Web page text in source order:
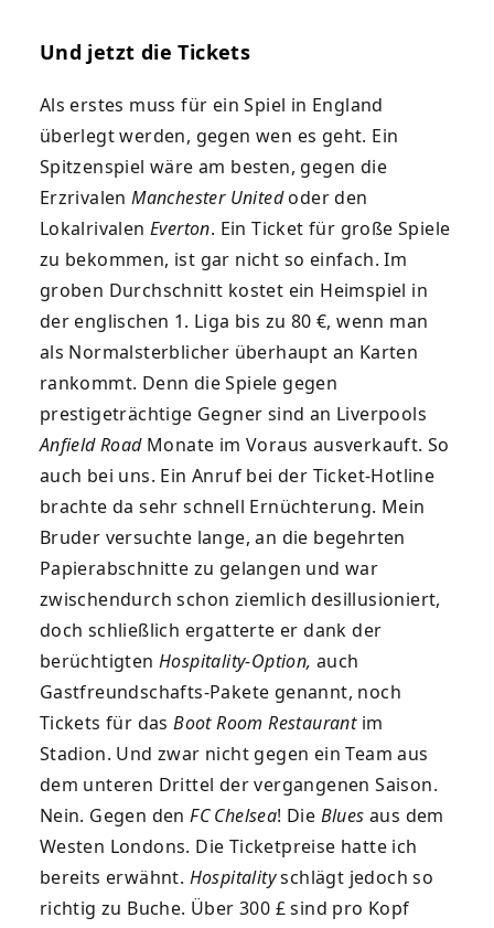
Und jetzt die Tickets
Als erstes muss für ein Spiel in England
überlegt werden, gegen wen es geht. Ein
Spitzenspiel wäre am besten, gegen die
ErzrivalenManchester Unitedoder den
LokalrivalenEverton. Ein Ticket für große Spiele
zu bekommen, ist gar nicht so einfach. Im
groben Durchschnitt kostet ein Heimspiel in
der englischen 1. Liga bis zu 80 €, wenn man
als Normalsterblicher überhaupt an Karten
rankommt. Denn die Spiele gegen
prestigeträchtige Gegner sind an Liverpools
Anfield RoadMonate im Voraus ausverkauft. So
auch bei uns. Ein Anruf bei der Ticket-Hotline
brachte da sehr schnell Ernüchterung. Mein
Bruder versuchte lange, an die begehrten
Papierabschnitte zu gelangen und war
zwischendurch schon ziemlich desillusioniert,
doch schließlich ergatterte er dank der
berüchtigtenHospitality-Option, auch
Gastfreundschafts-Pakete genannt, noch
Tickets für dasBoot Room Restaurantim
Stadion. Und zwar nicht gegen ein Team aus
dem unteren Drittel der vergangenen Saison.
Nein. Gegen denFC Chelsea! Die Blues aus dem
Westen Londons. Die Ticketpreise hatte ich
bereits erwähnt. Hospitalityschlägt jedoch so
richtig zu Buche. Über 300 £ sind pro Kopf